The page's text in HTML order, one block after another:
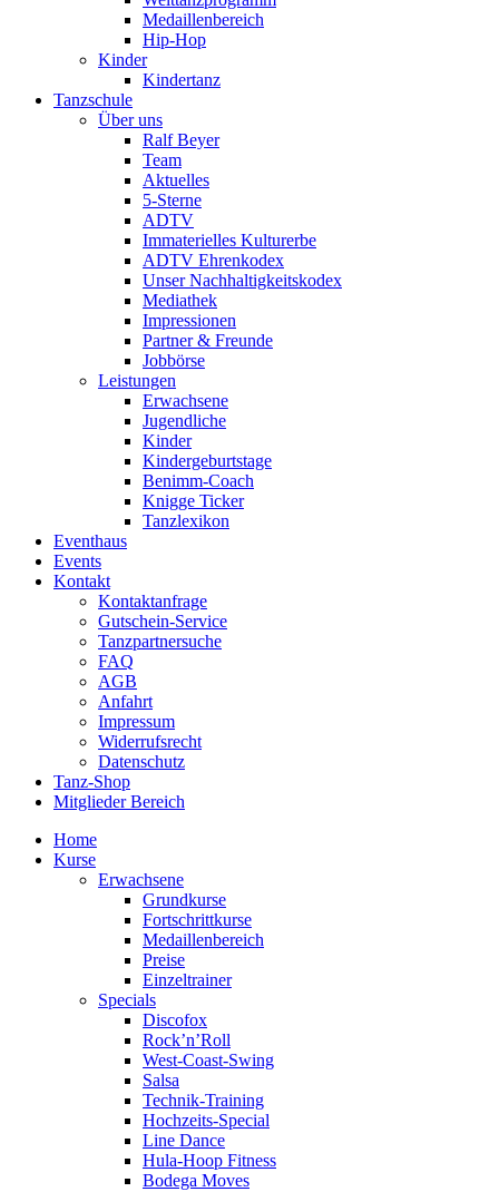
Medaillenbereich
Hip-Hop
Kinder
Kindertanz
Tanzschule
Über uns
Ralf Beyer
Team
Aktuelles
5-Sterne
ADTV
Immaterielles Kulturerbe
ADTV Ehrenkodex
Unser Nachhaltigkeitskodex
Mediathek
Impressionen
Partner & Freunde
Jobbörse
Leistungen
Erwachsene
Jugendliche
Kinder
Kindergeburtstage
Benimm-Coach
Knigge Ticker
Tanzlexikon
Eventhaus
Events
Kontakt
Kontaktanfrage
Gutschein-Service
Tanzpartnersuche
FAQ
AGB
Anfahrt
Impressum
Widerrufsrecht
Datenschutz
Tanz-Shop
Mitglieder Bereich
Home
Kurse
Erwachsene
Grundkurse
Fortschrittkurse
Medaillenbereich
Preise
Einzeltrainer
Specials
Discofox
Rock’n’Roll
West-Coast-Swing
Salsa
Technik-Training
Hochzeits-Special
Line Dance
Hula-Hoop Fitness
Bodega Moves